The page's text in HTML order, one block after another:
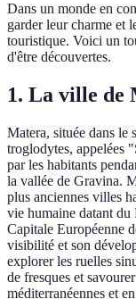
Dans un monde en
garder leur charme et
touristique. Voici un
d'être découvertes.
1. La ville de
Matera, située dans le
troglodytes, appelées
par les habitants
la vallée de Gravina.
plus anciennes villes
vie humaine datant du
Capitale Européenne
visibilité et son
explorer les ruelles
de fresques et
méditerranéennes et